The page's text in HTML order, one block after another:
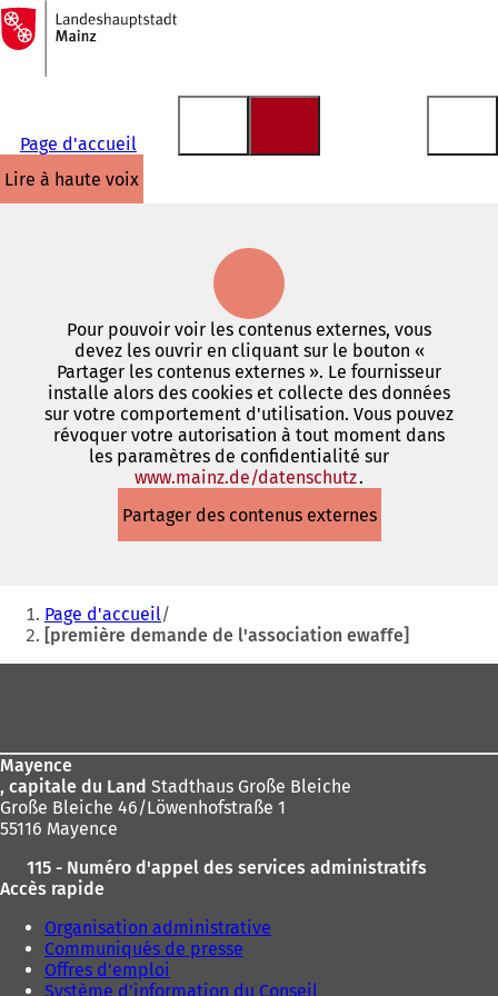
Accéder au contenu
Vers
la
page
d'accueil
Page d'accueil
lire à haute voix
Pour pouvoir voir les contenus externes, vous
devez les ouvrir en cliquant sur le bouton «
Partager les contenus externes ». Le fournisseur
installe alors des cookies et collecte des données
sur votre comportement d'utilisation. Vous pouvez
révoquer votre autorisation à tout moment dans
les paramètres de confidentialité sur
www.mainz.de/datenschutz(S'ouvre
un
nouvel
.
Partager des contenus externes
Vous
êtes
ici
Page d'accueil
[première demande de l'association ewaffe]
Mayence
, capitale du Land Stadthaus Große Bleiche
Große Bleiche 46/Löwenhofstraße 1
55116 Mayence
115 - Numéro d'appel des services administratifs
Accès rapide
Organisation administrative
Communiqués de presse
Offres d'emploi
Système d'information du Conseil